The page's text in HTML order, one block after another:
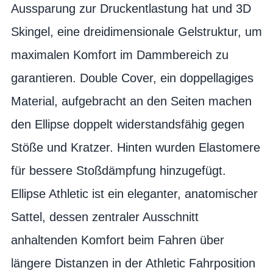
Aussparung zur Druckentlastung hat und 3D
Skingel, eine dreidimensionale Gelstruktur, um
maximalen Komfort im Dammbereich zu
garantieren. Double Cover, ein doppellagiges
Material, aufgebracht an den Seiten machen
den Ellipse doppelt widerstandsfähig gegen
Stöße und Kratzer. Hinten wurden Elastomere
für bessere Stoßdämpfung hinzugefügt.
Ellipse Athletic ist ein eleganter, anatomischer
Sattel, dessen zentraler Ausschnitt
anhaltenden Komfort beim Fahren über
längere Distanzen in der Athletic Fahrposition